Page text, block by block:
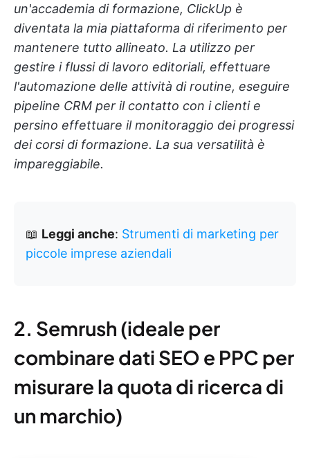
un'accademia di formazione, ClickUp è
diventata la mia piattaforma di riferimento per
mantenere tutto allineato. La utilizzo per
gestire i flussi di lavoro editoriali, effettuare
l'automazione delle attività di routine, eseguire
pipeline CRM per il contatto con i clienti e
persino effettuare il monitoraggio dei progressi
dei corsi di formazione. La sua versatilità è
impareggiabile.
📖 Leggi anche: Strumenti di marketing per
piccole imprese aziendali
2. Semrush (ideale per
combinare dati SEO e PPC per
misurare la quota di ricerca di
un marchio)